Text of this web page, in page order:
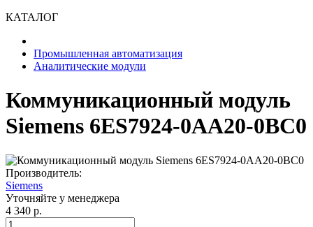
КАТАЛОГ
Промышленная автоматизация
Аналитические модули
Коммуникационный модуль
Siemens 6ES7924-0AA20-0BC0
Производитель:
Siemens
Уточняйте у менеджера
4 340 р.